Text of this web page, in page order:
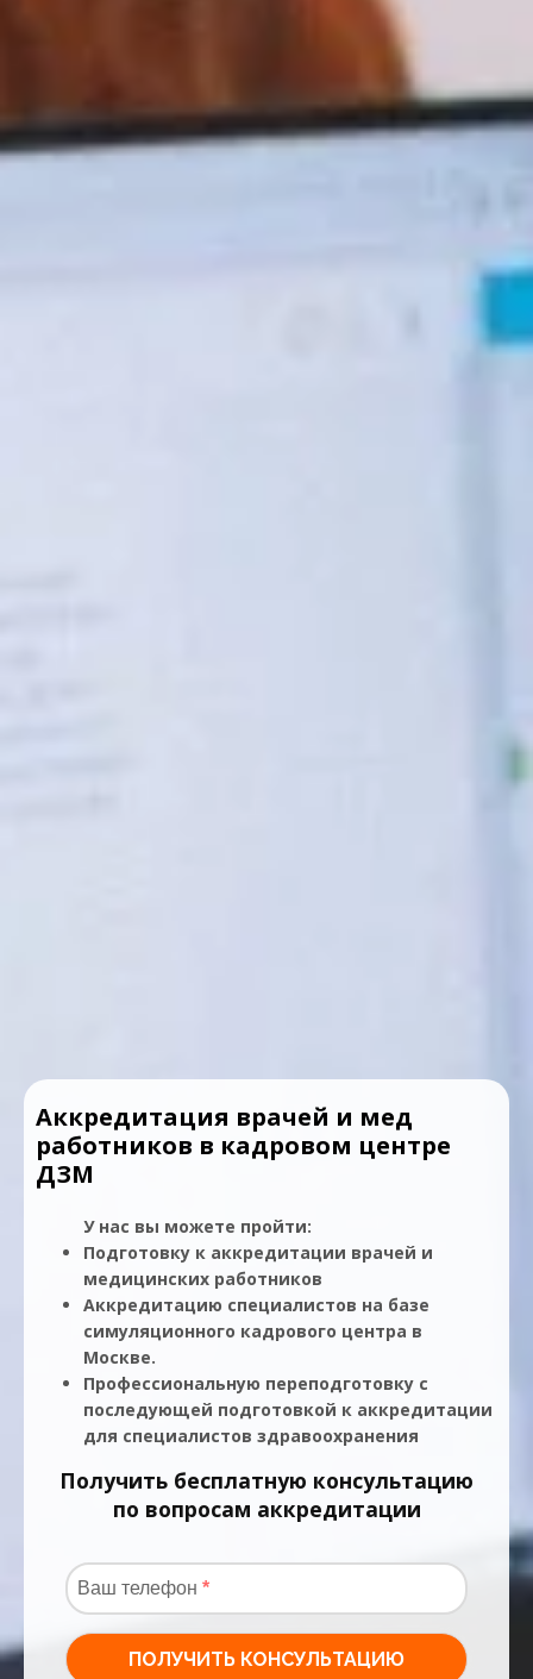
Аккредитация врачей и мед
работников в кадровом центре
ДЗМ
У нас вы можете пройти:
Подготовку к аккредитации врачей и
медицинских работников
Аккредитацию специалистов на базе
симуляционного кадрового центра в
Москве.
Профессиональную переподготовку с
последующей подготовкой к аккредитации
для специалистов здравоохранения
Получить бесплатную консультацию
по вопросам аккредитации